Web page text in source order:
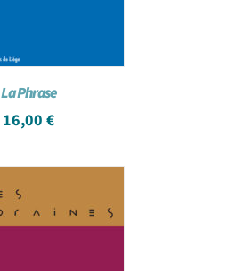
La Phrase
16,00 €